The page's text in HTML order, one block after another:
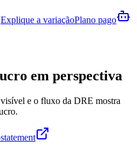
Explique a variaçãoPlano pago
em perspectiva
e o fluxo da DRE mostra